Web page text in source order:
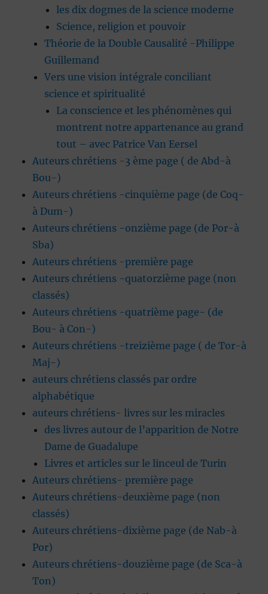
les dix dogmes de la science moderne
Science, religion et pouvoir
Théorie de la Double Causalité -Philippe
Guillemand
Vers une vision intégrale conciliant
science et spiritualité
La conscience et les phénomènes qui
montrent notre appartenance au grand
tout – avec Patrice Van Eersel
Auteurs chrétiens -3 ème page ( de Abd-à
Bou-)
Auteurs chrétiens -cinquième page (de Coq-
à Dum-)
Auteurs chrétiens -onzième page (de Por-à
Sba)
Auteurs chrétiens -première page
Auteurs chrétiens -quatorzième page (non
classés)
Auteurs chrétiens -quatrième page- (de
Bou- à Con-)
Auteurs chrétiens -treizième page ( de Tor-à
Maj-)
auteurs chrétiens classés par ordre
alphabétique
auteurs chrétiens- livres sur les miracles
des livres autour de l’apparition de Notre
Dame de Guadalupe
Livres et articles sur le linceul de Turin
Auteurs chrétiens- première page
Auteurs chrétiens-deuxième page (non
classés)
Auteurs chrétiens-dixième page (de Nab-à
Por)
Auteurs chrétiens-douzième page (de Sca-à
Ton)